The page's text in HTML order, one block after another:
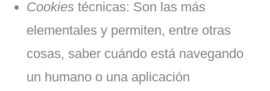
Cookies técnicas: Son las más
elementales y permiten, entre otras
cosas, saber cuándo está navegando
un humano o una aplicación